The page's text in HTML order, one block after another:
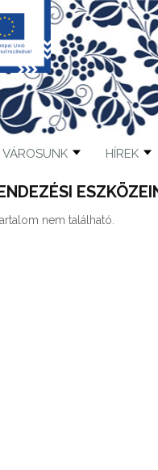
VÁROSUNK HÍREK
nem található.